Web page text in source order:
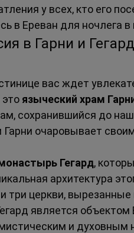
у всех, кто его
в Ереван для ночлега в
в Гарни и
вас ждет
языческий храм
сохранившийся до
очаровывает
Гегард,
архитектура
три церкви,
является
и духовным